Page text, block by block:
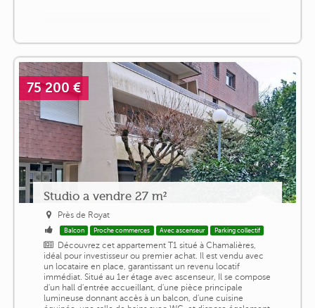
75 200 €
Studio a vendre 27 m²
Près de Royat
Balcon Proche commerces Avec ascenseur Parking collectif
Découvrez cet appartement T1 situé à Chamalières,
idéal pour investisseur ou premier achat. Il est vendu avec
un locataire en place, garantissant un revenu locatif
immédiat. Situé au 1er étage avec ascenseur, Il se compose
d'un hall d'entrée accueillant, d'une pièce principale
lumineuse donnant accès à un balcon, d'une cuisine